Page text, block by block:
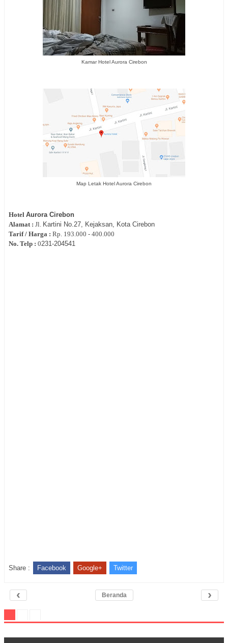
Kamar Hotel Aurora Cirebon
Map Letak Hotel Aurora Cirebon
Hotel Aurora Cirebon
Alamat : Jl. Kartini No.27, Kejaksan, Kota Cirebon
Tarif / Harga : Rp. 193.000 - 400.000
No. Telp : 0231-204541
Share : Facebook Google+ Twitter
‹ ›
Beranda